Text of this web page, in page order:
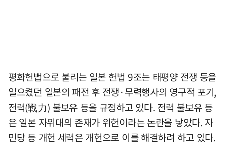
평화헌법으로 불리는 일본 헌법 9조는 태평양 전쟁 등을
일으켰던 일본의 패전 후 전쟁·무력행사의 영구적 포기,
전력(戰力) 불보유 등을 규정하고 있다. 전력 불보유 등
은 일본 자위대의 존재가 위헌이라는 논란을 낳았다. 자
민당 등 개헌 세력은 개헌으로 이를 해결하려 하고 있다.